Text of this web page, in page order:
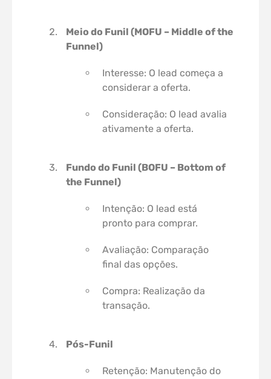
Meio do Funil (MOFU – Middle of the
Funnel)
Interesse: O lead começa a
considerar a oferta.
Consideração: O lead avalia
ativamente a oferta.
Fundo do Funil (BOFU – Bottom of
the Funnel)
Intenção: O lead está
pronto para comprar.
Avaliação: Comparação
final das opções.
Compra: Realização da
transação.
Pós-Funil
Retenção: Manutenção do